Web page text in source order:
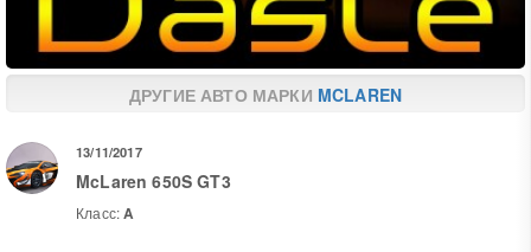
ДРУГИЕ АВТО МАРКИ MCLAREN
13/11/2017
McLaren 650S GT3
Класс:A